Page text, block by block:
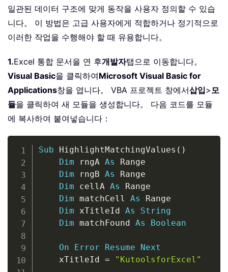
일관된 데이터 구조에 맞게 동작을 사용자 정의할 수 있습
니다。 이 방법은 고급 사용자에게 적합하거나 정기적으로
이러한 작업을 수행해야 할 때 유용합니다。
1.Excel 통합 문서을 연 후개발자탭으로 이동합니다。
Visual Basic을 클릭하여Microsoft Visual Basic for
Applications창을 엽니다。 VBA 프로젝트 창에서삽입>모
듈을 클릭하여 새 모듈을 생성합니다。 다음 코드를 모듈
에 복사하여 붙여넣습니다：
Sub HighlightMatchingValues ( )
Dim rngA As Range
Dim rngB As Range
Dim cellA As Range
Dim matchCell As Range
Dim xTitleId As
String
Dim matchFound As Boolean
On Error Resume
Next
    xTitleId
= "KutoolsforExcel"
Copy